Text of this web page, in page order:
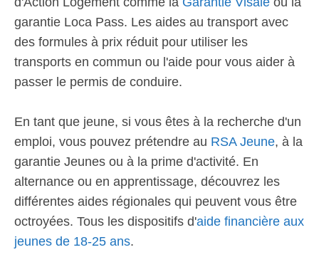
garantie Loca Pass. Les aides au transport avec
des formules à prix réduit pour utiliser les
transports en commun ou l'aide pour vous aider à
passer le permis de conduire.
En tant que jeune, si vous êtes à la recherche d'un
emploi, vous pouvez prétendre au RSA Jeune, à la
garantie Jeunes ou à la prime d'activité. En
alternance ou en apprentissage, découvrez les
différentes aides régionales qui peuvent vous être
octroyées. Tous les dispositifs d'aide financière aux
jeunes de 18-25 ans.